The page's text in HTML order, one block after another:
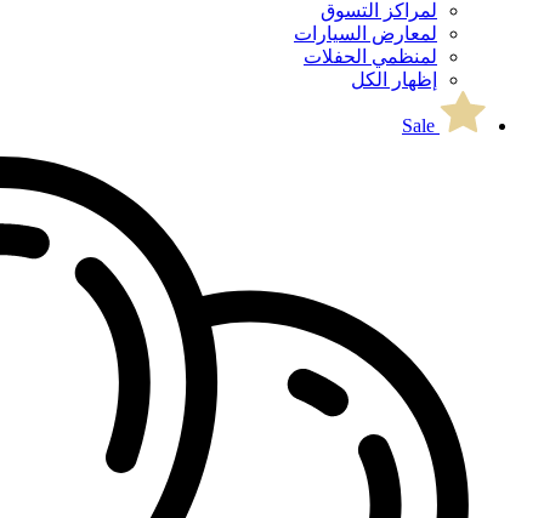
لمراكز التسوق
لمعارض السيارات
لمنظمي الحفلات
إظهار الكل